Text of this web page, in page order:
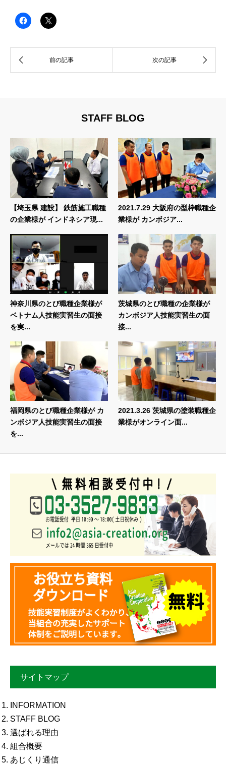
STAFF BLOG
【埼玉県 建設】 鉄筋施工職種
の企業様が インドネシア現...
2021.7.29 大阪府の型枠職種企
業様が カンボジア...
神奈川県のとび職種企業様が
ベトナム人技能実習生の面接
を実...
茨城県のとび職種の企業様が
カンボジア人技能実習生の面
接...
福岡県のとび職種企業様が カ
ンボジア人技能実習生の面接
を...
2021.3.26 茨城県の塗装職種企
業様がオンライン面...
サイトマップ
INFORMATION
STAFF BLOG
選ばれる理由
組合概要
あじくり通信